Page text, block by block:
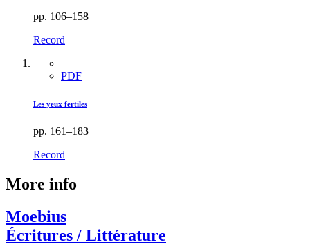
pp. 106–158
Record
PDF
Les yeux fertiles
pp. 161–183
Record
More info
Moebius
Écritures / Littérature